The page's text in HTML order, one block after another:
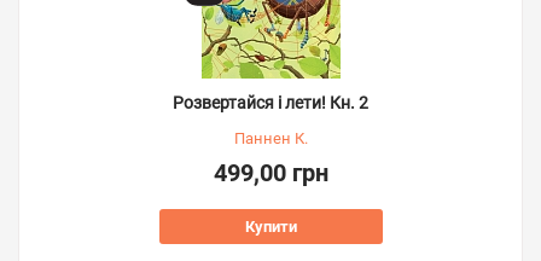
Розвертайся і лети! Кн. 2
Паннен К.
499,00 грн
Купити